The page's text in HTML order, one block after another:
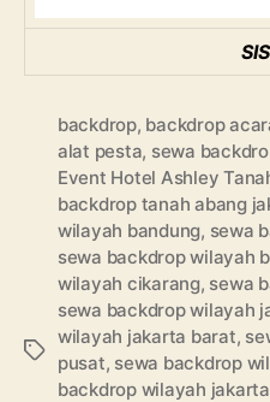
Tags
backdrop, backdrop
alat pesta, sewa
Event Hotel Ashley
backdrop tanah abang
wilayah bandung, sewa
sewa backdrop wilayah
wilayah cikarang, sewa
sewa backdrop wilayah
wilayah jakarta barat,
pusat, sewa backdrop
backdrop wilayah